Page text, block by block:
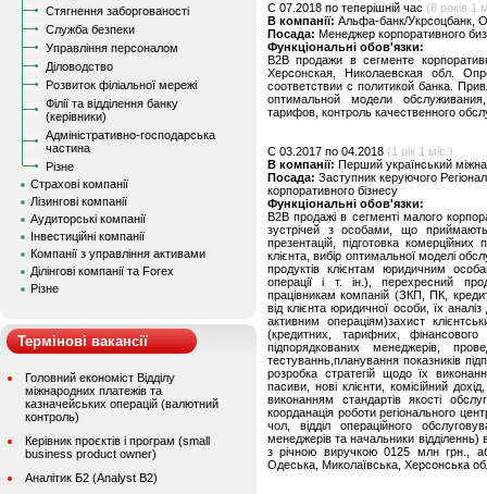
Стягнення заборгованості
Служба безпеки
Управління персоналом
Діловодство
Розвиток філіальної мережі
Філії та відділення банку
(керівники)
Адміністративно-господарська
частина
Різне
Страхові компанії
Лізингові компанії
Аудиторські компанії
Інвестиційні компанії
Компанії з управління активами
Ділінгові компанії та Forex
Різне
Термінові вакансії
Головний економіст Відділу
міжнародних платежів та
казначейських операцій (валютний
контроль)
Керівник проєктів і програм (small
business product owner)
Аналітик Б2 (Analyst B2)
C 07.2018 по теперішній час (8 років 1
В компанії: Альфа-банк/Укрсоцбанк,
Посада: Менеджер корпоративного
Функціональні обов'язки:
B2B продажи в сегменте
Херсонская, Николаевская обл.
соответствии с политикой банка.
оптимальной модели
тарифов, контроль качественного
C 03.2017 по 04.2018 (1 рік 1 міс.)
В компанії: Перший український
Посада: Заступник керуючого
корпоративного бізнесу
Функціональні обов'язки:
B2B продажі в сегменті малого
зустрічей з особами, що
презентацій, підготовка комерційних
клієнта, вибір оптимальної моделі
продуктів клієнтам юридичним
операції і т. ін.), перехресний
працівникам компаній (ЗКП, ПК,
від клієнта юридичної особи, їх
активним операціям)захист
(кредитних, тарифних,
підпорядкованих менеджерів,
тестуваннь,планування показників
розробка стратегій щодо їх
пасиви, нові клієнти, комісійний
виконанням стандартів якості
коорданація роботи регіонального
чол, відділ операційного
менеджерів та начальники відділеннь)
з річною виручкою 0125 млн грн.,
Одеська, Миколаївська, Херсонська